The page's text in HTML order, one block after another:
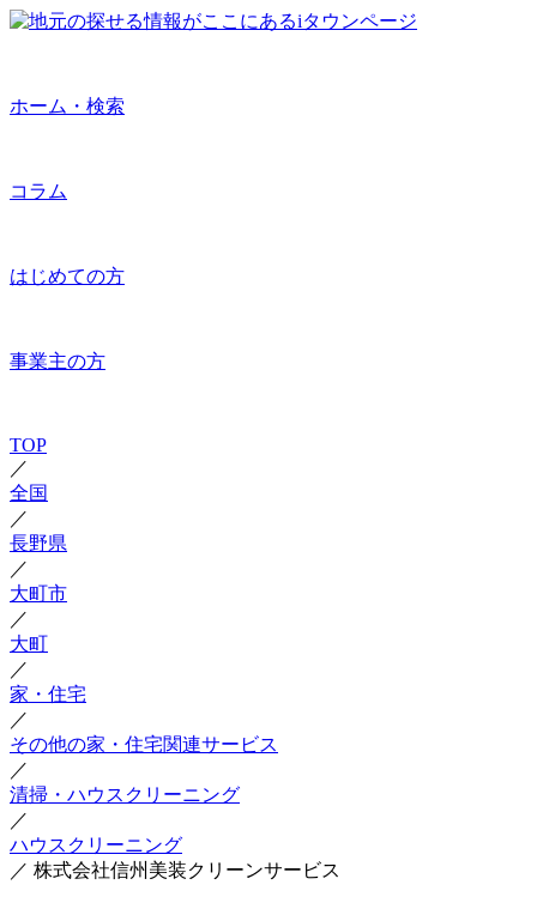
ホーム・検索
コラム
はじめての方
事業主の方
TOP
／
全国
／
長野県
／
大町市
／
大町
／
家・住宅
／
その他の家・住宅関連サービス
／
清掃・ハウスクリーニング
／
ハウスクリーニング
／ 株式会社信州美装クリーンサービス